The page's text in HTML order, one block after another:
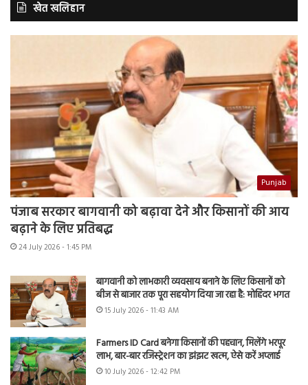
खेत खलिहान
Punjab
पंजाब सरकार बागवानी को बढ़ावा देने और किसानों की आय
बढ़ाने के लिए प्रतिबद्ध
24 July 2026 - 1:45 PM
बागवानी को लाभकारी व्यवसाय बनाने के लिए किसानों को
बीज से बाजार तक पूरा सहयोग दिया जा रहा है: मोहिंदर भगत
15 July 2026 - 11:43 AM
Farmers ID Card बनेगा किसानों की पहचान, मिलेंगे भरपूर
लाभ, बार-बार रजिस्ट्रेशन का झंझट खत्म, ऐसे करें अप्लाई
10 July 2026 - 12:42 PM